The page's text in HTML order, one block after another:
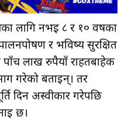
लागि नभई ८ र १० वर्षका
र भविष्य सुरक्षित
लाख रुपैयाँ राहतबाहेक
गरेको बताइन्। तर
दिन अस्वीकार गरेपछि
छ।